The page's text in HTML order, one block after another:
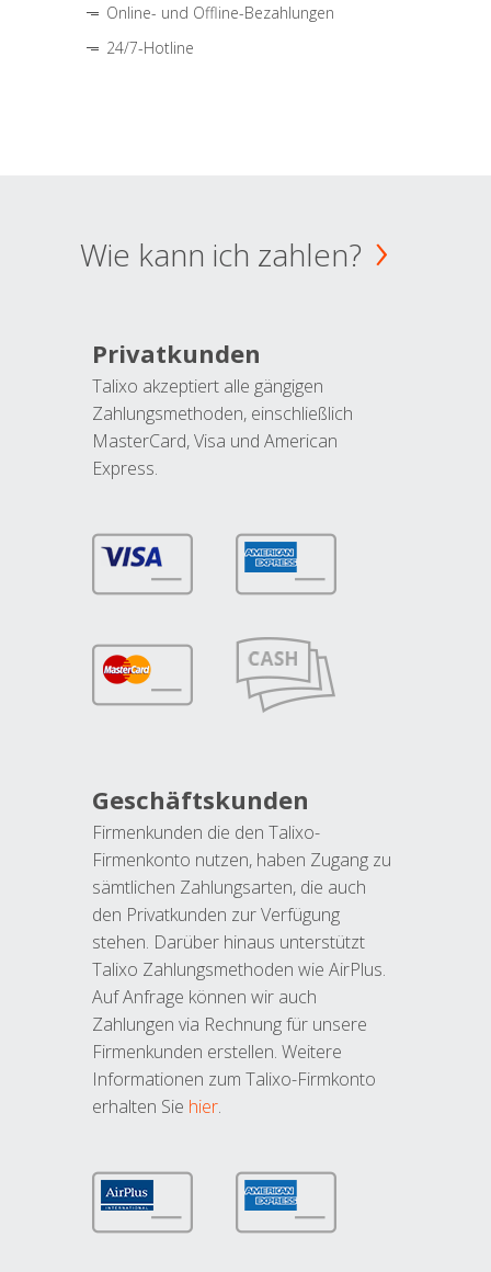
Online- und Offline-Bezahlungen
24/7-Hotline
Wie kann ich zahlen?
Privatkunden
Talixo akzeptiert alle gängigen
Zahlungsmethoden, einschließlich
MasterCard, Visa und American
Express.
Geschäftskunden
Firmenkunden die den Talixo-
Firmenkonto nutzen, haben Zugang zu
sämtlichen Zahlungsarten, die auch
den Privatkunden zur Verfügung
stehen. Darüber hinaus unterstützt
Talixo Zahlungsmethoden wie AirPlus.
Auf Anfrage können wir auch
Zahlungen via Rechnung für unsere
Firmenkunden erstellen. Weitere
Informationen zum Talixo-Firmkonto
erhalten Sie hier.